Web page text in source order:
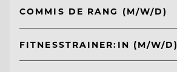
COMMIS DE RANG (M/W/D)
FITNESSTRAINER:IN (M/W/D)